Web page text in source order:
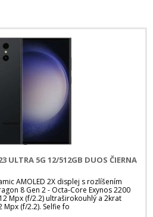
ULTRA 5G 12/512GB DUOS ČIERNA
AMOLED 2X displej s rozlíšením
8 Gen 2 - Octa-Core Exynos 2200
Mpx (f/2.2) ultraširokouhlý a 2krat
(f/2.2). Selfie fo